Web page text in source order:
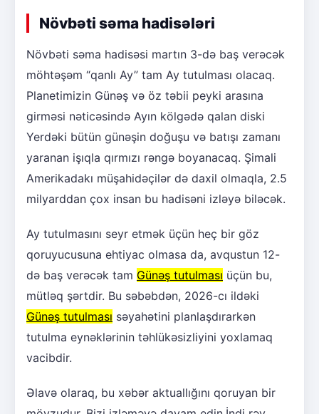
Növbəti səma hadisələri
Növbəti səma hadisəsi martın 3-də baş verəcək
möhtəşəm “qanlı Ay” tam Ay tutulması olacaq.
Planetimizin Günəş və öz təbii peyki arasına
girməsi nəticəsində Ayın kölgədə qalan diski
Yerdəki bütün günəşin doğuşu və batışı zamanı
yaranan işıqla qırmızı rəngə boyanacaq. Şimali
Amerikadakı müşahidəçilər də daxil olmaqla, 2.5
milyarddan çox insan bu hadisəni izləyə biləcək.
Ay tutulmasını seyr etmək üçün heç bir göz
qoruyucusuna ehtiyac olmasa da, avqustun 12-
də baş verəcək tam Günəş tutulması üçün bu,
mütləq şərtdir. Bu səbəbdən, 2026-cı ildəki
Günəş tutulması səyahətini planlaşdırarkən
tutulma eynəklərinin təhlükəsizliyini yoxlamaq
vacibdir.
Əlavə olaraq, bu xəbər aktuallığını qoruyan bir